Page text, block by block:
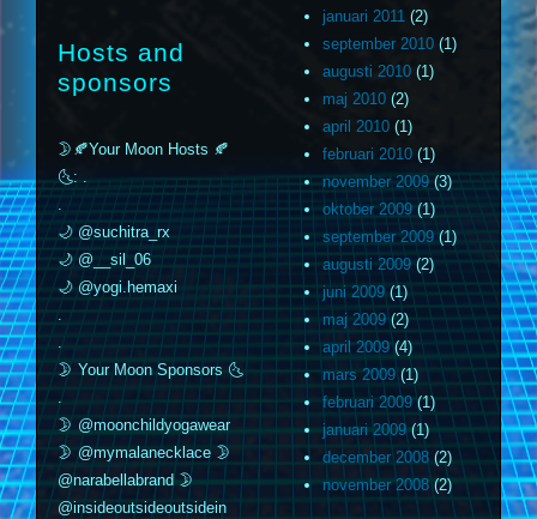
Hosts and
sponsors
🌛🍂Your Moon Hosts 🍂
🌜: .
.
🌙 @suchitra_rx
🌙 @__sil_06
🌙 @yogi.hemaxi
.
.
🌛 Your Moon Sponsors 🌜
.
🌛 @moonchildyogawear
🌛 @mymalanecklace 🌛
@narabellabrand 🌛
@insideoutsideoutsidein
januari 2011 (2)
september 2010 (1)
augusti 2010 (1)
maj 2010 (2)
april 2010 (1)
februari 2010 (1)
november 2009(3)
oktober 2009 (1)
september 2009 (1)
augusti 2009 (2)
juni 2009 (1)
maj 2009(2)
april 2009(4)
mars 2009(1)
februari 2009(1)
januari 2009(1)
december 2008 (2)
november 2008(2)